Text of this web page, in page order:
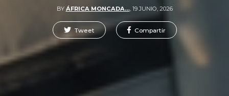
BY ÁFRICA MONCADA…, 19 JUNIO, 2026
Tweet Compartir